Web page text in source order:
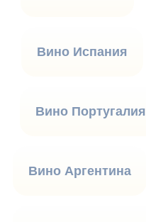
Вино Испания
Вино Португалия
Вино Аргентина